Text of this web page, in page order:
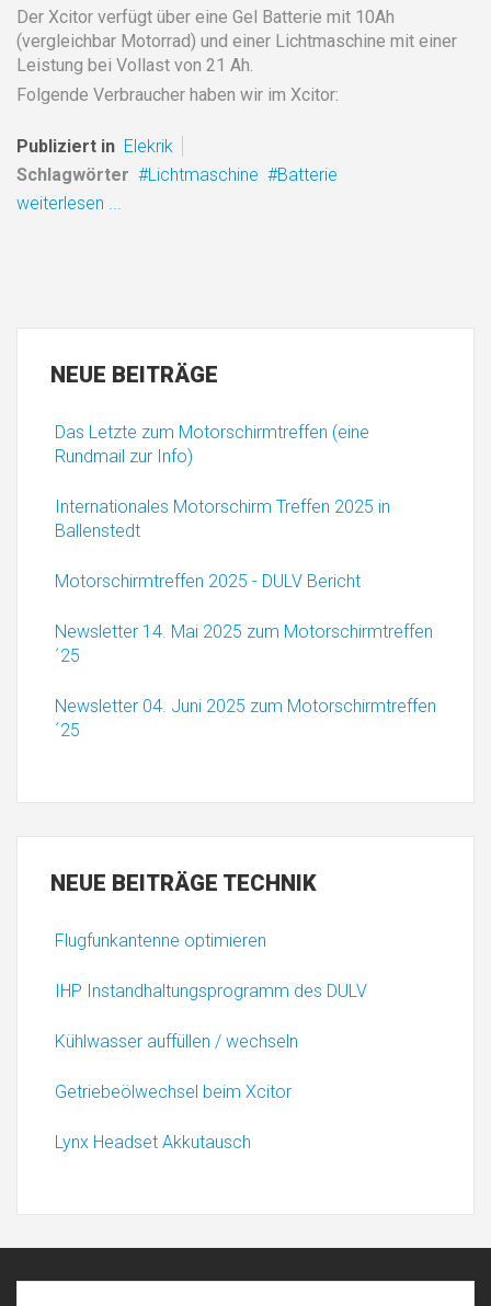
Der Xcitor verfügt über eine Gel Batterie mit 10Ah
(vergleichbar Motorrad) und einer Lichtmaschine mit einer
Leistung bei Vollast von 21 Ah.
Folgende Verbraucher haben wir im Xcitor:
Publiziert in Elekrik
Schlagwörter
Lichtmaschine
Batterie
weiterlesen ...
NEUE BEITRÄGE
Das Letzte zum Motorschirmtreffen (eine
Rundmail zur Info)
Internationales Motorschirm Treffen 2025 in
Ballenstedt
Motorschirmtreffen 2025 - DULV Bericht
Newsletter 14. Mai 2025 zum Motorschirmtreffen
´25
Newsletter 04. Juni 2025 zum Motorschirmtreffen
´25
NEUE BEITRÄGE TECHNIK
Flugfunkantenne optimieren
IHP Instandhaltungsprogramm des DULV
Kühlwasser auffüllen / wechseln
Getriebeölwechsel beim Xcitor
Lynx Headset Akkutausch